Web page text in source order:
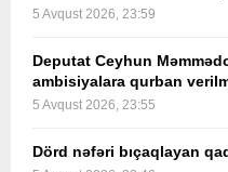
5 Avqust 2026, 23:59
Deputat Ceyhun
ambisiyalara qurban
5 Avqust 2026, 23:55
Dörd nəfəri bıçaqlayan